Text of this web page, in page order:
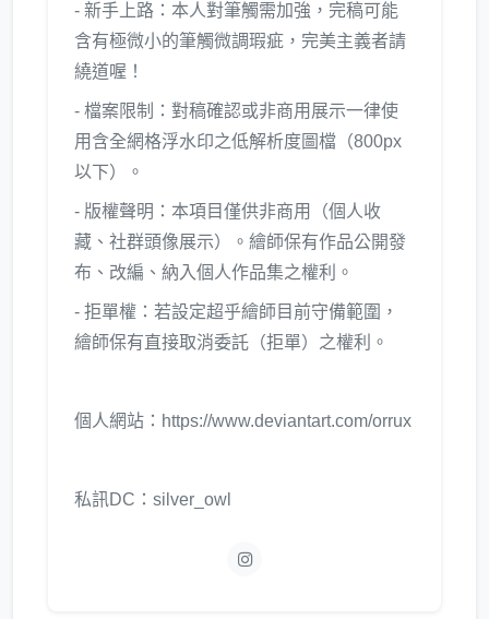
- 新手上路：本人對筆觸需加強，完稿可能
含有極微小的筆觸微調瑕疵，完美主義者請
繞道喔！
- 檔案限制：對稿確認或非商用展示一律使
用含全網格浮水印之低解析度圖檔（800px
以下）。
- 版權聲明：本項目僅供非商用（個人收
藏、社群頭像展示）。繪師保有作品公開發
布、改編、納入個人作品集之權利。
- 拒單權：若設定超乎繪師目前守備範圍，
繪師保有直接取消委託（拒單）之權利。
個人網站：https://www.deviantart.com/orrux
私訊DC：silver_owl